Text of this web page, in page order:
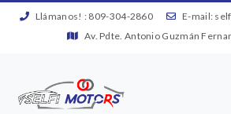
Llámanos! : 809-304-2860 E-mail:
Av. Pdte. Antonio Guzmán